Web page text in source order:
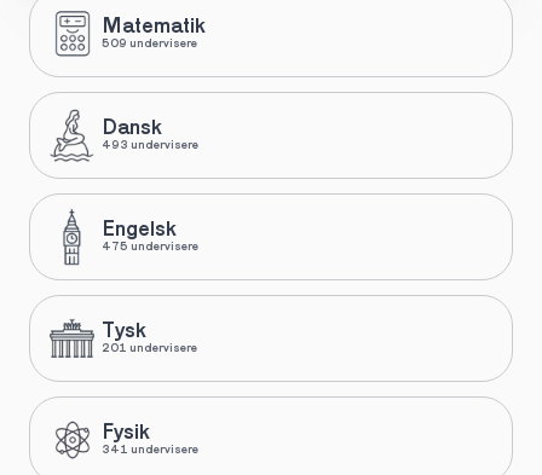
Matematik
509 undervisere
Dansk
493 undervisere
Engelsk
475 undervisere
Tysk
201 undervisere
Fysik
341 undervisere